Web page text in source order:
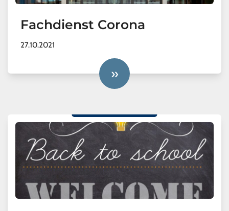
Fachdienst Corona
27.10.2021
»